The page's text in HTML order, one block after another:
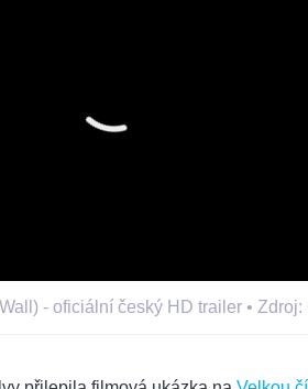
- oficiální český HD trailer • Zdroj: